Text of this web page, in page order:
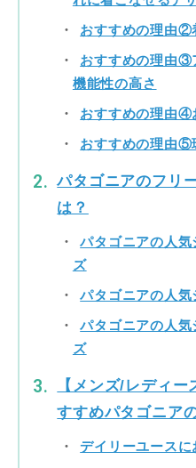
おすすめの理由②
おすすめの理由③
機能性の高さ
おすすめの理由④
おすすめの理由⑤
パタゴニアのフリ
は？
パタゴニアの人
ズ
パタゴニアの人
パタゴニアの人
ズ
【メンズ/レディ
すすめパタゴニア
デイリーユースに